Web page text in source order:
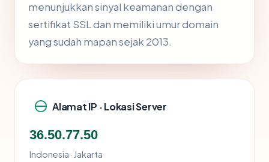
menunjukkan sinyal keamanan dengan
sertifikat SSL dan memiliki umur domain
yang sudah mapan sejak 2013.
Alamat IP · Lokasi Server
36.50.77.50
Indonesia · Jakarta